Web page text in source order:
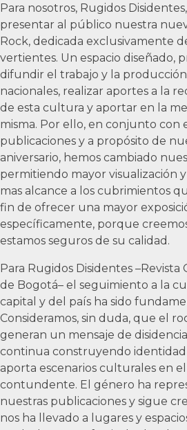
Para nosotros, Rugidos
presentar al público nuestra
Rock, dedicada exclusivamente
vertientes. Un espacio diseñado,
difundir el trabajo y la
nacionales, realizar aportes a la
de esta cultura y aportar en la
misma. Por ello, en conjunto con
publicaciones y a propósito de
aniversario, hemos cambiado
permitiendo mayor visualización
mas alcance a los cubrimientos
fin de ofrecer una mayor
específicamente, porque
estamos seguros de su calidad.
Para Rugidos Disidentes
de Bogotá– el seguimiento a la
capital y del país ha sido
Consideramos, sin duda, que el
generan un mensaje de
continua construyendo
aporta escenarios culturales en
contundente. El género ha
nuestras publicaciones y sigue
nos ha llevado a lugares y